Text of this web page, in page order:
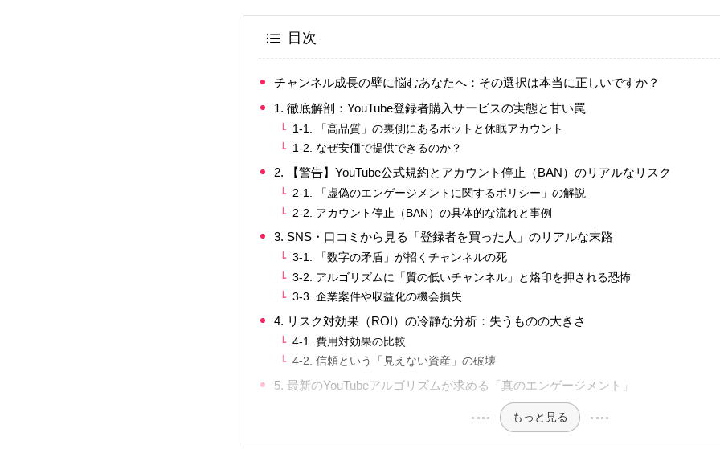
目次
チャンネル成長の壁に悩むあなたへ：その選択は本当に正しいですか？
1. 徹底解剖：YouTube登録者購入サービスの実態と甘い罠
1-1. 「高品質」の裏側にあるボットと休眠アカウント
1-2. なぜ安価で提供できるのか？
2. 【警告】YouTube公式規約とアカウント停止（BAN）のリアルなリスク
2-1. 「虚偽のエンゲージメントに関するポリシー」の解説
2-2. アカウント停止（BAN）の具体的な流れと事例
3. SNS・口コミから見る「登録者を買った人」のリアルな末路
3-1. 「数字の矛盾」が招くチャンネルの死
3-2. アルゴリズムに「質の低いチャンネル」と烙印を押される恐怖
3-3. 企業案件や収益化の機会損失
4. リスク対効果（ROI）の冷静な分析：失うものの大きさ
4-1. 費用対効果の比較
4-2. 信頼という「見えない資産」の破壊
5. 最新のYouTubeアルゴリズムが求める「真のエンゲージメント」
もっと見る